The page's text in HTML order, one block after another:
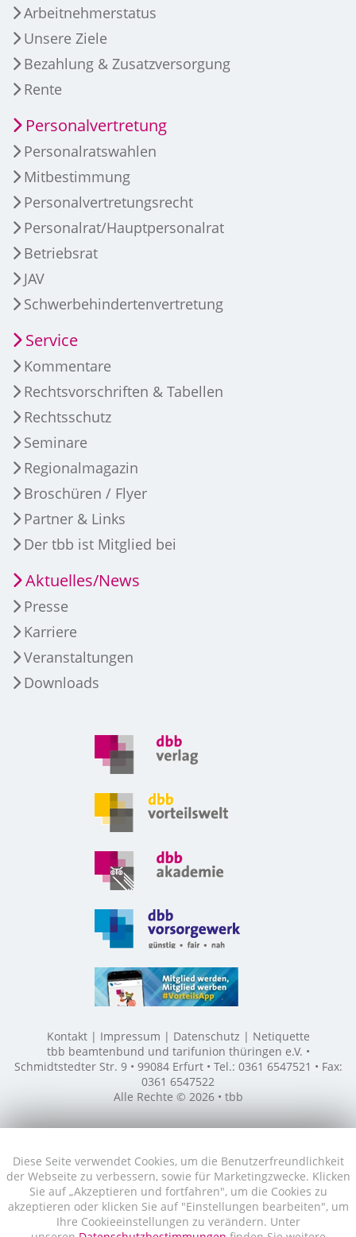
Diese Seite verwendet Cookies, um die Benutzerfreundlichkeit
der Webseite zu verbessern, sowie für Marketingzwecke. Klicken
Sie auf „Akzeptieren und fortfahren", um die Cookies zu
akzeptieren oder klicken Sie auf "Einstellungen bearbeiten", um
Ihre Cookieeinstellungen zu verändern. Unter
Arbeitnehmerstatus
Unsere Ziele
Bezahlung & Zusatzversorgung
Rente
Personalvertretung
Personalratswahlen
Mitbestimmung
Personalvertretungsrecht
Personalrat/Hauptpersonalrat
Betriebsrat
JAV
Schwerbehindertenvertretung
Service
Kommentare
Rechtsvorschriften & Tabellen
Rechtsschutz
Seminare
Regionalmagazin
Broschüren / Flyer
Partner & Links
Der tbb ist Mitglied bei
Aktuelles/News
Presse
Karriere
Veranstaltungen
Downloads
Kontakt Impressum Datenschutz
Netiquette
tbb beamtenbund und tarifunion thüringen e.V. •
Schmidtstedter Str. 9 • 99084 Erfurt • Tel.: 0361 6547521 • Fax:
0361 6547522
Alle Rechte © 2026 • tbb